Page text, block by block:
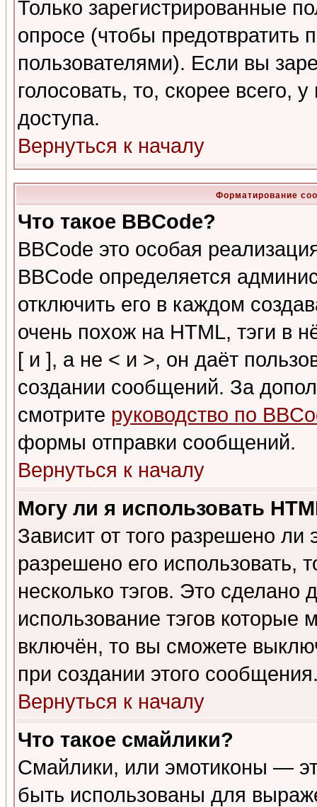
Только зарегистрированные
опросе (чтобы предотвратить
пользователями). Если вы
голосовать, то, скорее всего,
доступа.
Вернуться к началу
Форматирование
Что такое BBCode?
BBCode это особая
BBCode определяется
отключить его в каждом
очень похож на HTML, тэги в
[ и ], а не < и >, он даёт
создании сообщений. За
смотрите руководство по
формы отправки сообщений.
Вернуться к началу
Могу ли я использовать
Зависит от того разрешено
разрешено его использовать,
несколько тэгов. Это сделано
использование тэгов
включён, то вы сможете
при создании этого
Вернуться к началу
Что такое смайлики?
Смайлики, или эмотиконы —
быть использованы для